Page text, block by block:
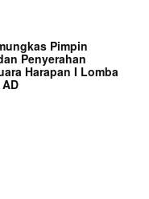
Pimpin
Penyerahan
Harapan I Lomba